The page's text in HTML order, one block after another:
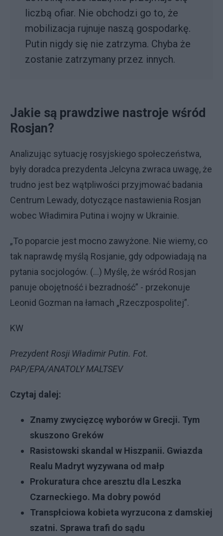
liczbą ofiar. Nie obchodzi go to, że
mobilizacja rujnuje naszą gospodarkę.
Putin nigdy się nie zatrzyma. Chyba że
zostanie zatrzymany przez innych.
Jakie są prawdziwe nastroje wśród
Rosjan?
Analizując sytuację rosyjskiego społeczeństwa,
były doradca prezydenta Jelcyna zwraca uwagę, że
trudno jest bez wątpliwości przyjmować badania
Centrum Lewady, dotyczące nastawienia Rosjan
wobec Władimira Putina i wojny w Ukrainie.
„To poparcie jest mocno zawyżone. Nie wiemy, co
tak naprawdę myślą Rosjanie, gdy odpowiadają na
pytania socjologów. (…) Myślę, że wśród Rosjan
panuje obojętność i bezradność” - przekonuje
Leonid Gozman na łamach „Rzeczpospolitej”.
KW
Prezydent Rosji Władimir Putin. Fot.
PAP/EPA/ANATOLY MALTSEV
Czytaj dalej:
Znamy zwycięzcę wyborów w Grecji. Tym
skuszono Greków
Rasistowski skandal w Hiszpanii. Gwiazda
Realu Madryt wyzywana od małp
Prokuratura chce aresztu dla Leszka
Czarneckiego. Ma dobry powód
Transpłciowa kobieta wyrzucona z damskiej
szatni. Sprawa trafi do sądu